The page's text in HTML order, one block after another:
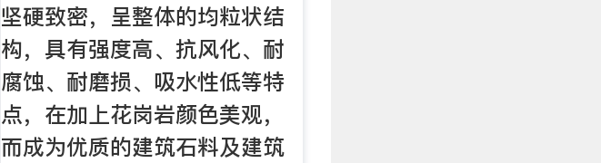
坚硬致密，呈整体的均粒状结
构，具有强度高、抗风化、耐
腐蚀、耐磨损、吸水性低等特
点，在加上花岗岩颜色美观，
而成为优质的建筑石料及建筑